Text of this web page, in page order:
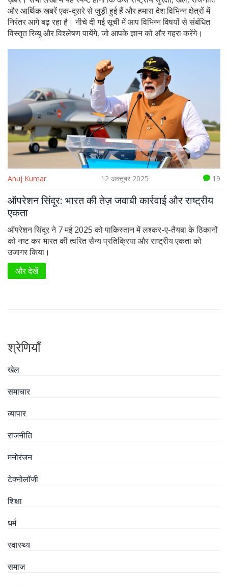
और आर्थिक खबरें एक-दूसरे से जुड़ी हुई हैं और हमारा देश विभिन्न क्षेत्रों में
निरंतर आगे बढ़ रहा है। नीचे दी गई सूची में आप विभिन्न विषयों से संबंधित
विस्तृत रिव्यू और विश्लेषण पायेंगे, जो आपके ज्ञान को और गहरा करेंगे।
Anuj Kumar 12 अक्तूबर 2025 19
ऑपरेशन सिंदूर: भारत की तेज़ जवाबी कार्रवाई और राष्ट्रीय
एकता
ऑपरेशन सिंदूर ने 7 मई 2025 को पाकिस्तान में लश्कर-ए-तैयबा के ठिकानों
को नष्ट कर भारत की त्वरित सैन्य प्रतिक्रिया और राष्ट्रीय एकता को
उजागर किया।
और देखें
श्रेणियाँ
खेल
समाचार
व्यापार
राजनीति
मनोरंजन
टेक्नोलॉजी
शिक्षा
धर्म
स्वास्थ्य
समाज